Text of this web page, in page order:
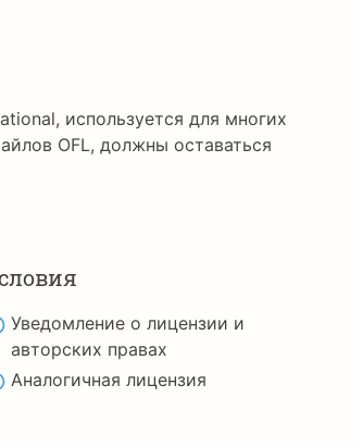
используется для многих
OFL, должны оставаться
Уведомление о лицензии и
авторских правах
Аналогичная лицензия